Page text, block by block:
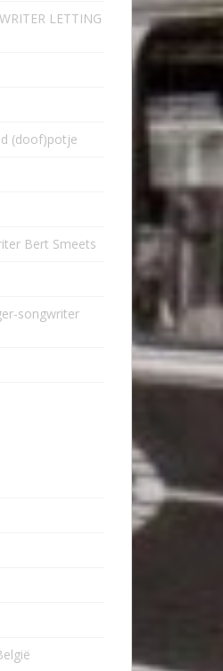
LETTING
(doof)potje
Bert Smeets
songwriter